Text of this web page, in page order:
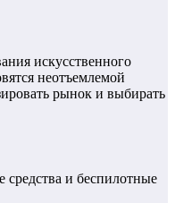
искусственного
неотъемлемой
рынок и выбирать
и беспилотные